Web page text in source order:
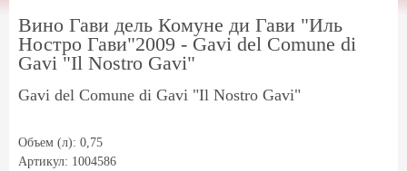
Вино Гави дель Комуне ди Гави "Иль
Ностро Гави"2009 - Gavi del Comune di
Gavi "Il Nostro Gavi"
Gavi del Comune di Gavi "Il Nostro Gavi"
Объем (л): 0,75
Артикул: 1004586